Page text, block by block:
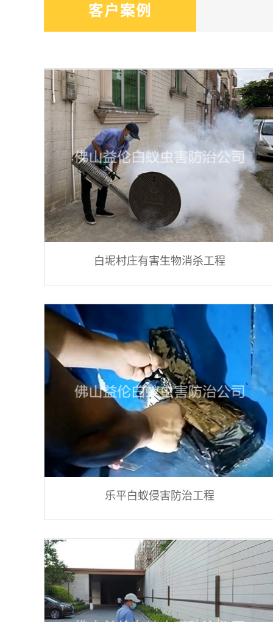
客户案例
白坭村庄有害生物消杀工程
乐平白蚁侵害防治工程